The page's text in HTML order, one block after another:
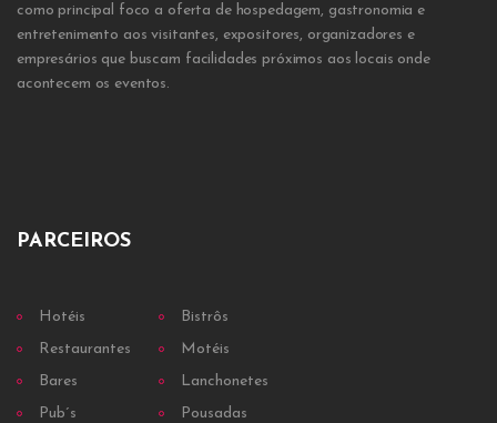
como principal foco a oferta de hospedagem, gastronomia e
entretenimento aos visitantes, expositores, organizadores e
empresários que buscam facilidades próximos aos locais onde
acontecem os eventos.
PARCEIROS
Hotéis
Restaurantes
Bares
Pub´s
Bistrôs
Motéis
Lanchonetes
Pousadas